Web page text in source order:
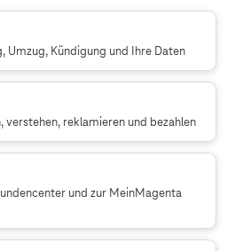
Umzug, Kündigung und Ihre Daten
verstehen, reklamieren und bezahlen
und zur MeinMagenta